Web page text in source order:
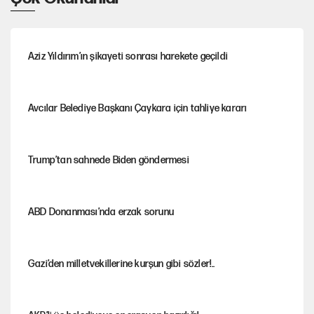
Aziz Yıldırım’ın şikayeti sonrası harekete geçildi
Avcılar Belediye Başkanı Çaykara için tahliye kararı
Trump’tan sahnede Biden göndermesi
ABD Donanması’nda erzak sorunu
Gazi’den milletvekillerine kurşun gibi sözler!..